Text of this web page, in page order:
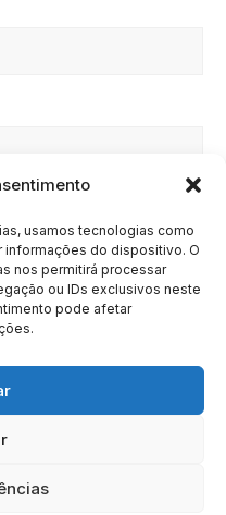
usamos tecnologias como
informações do dispositivo. O
nos permitirá processar
ou IDs exclusivos neste
pode afetar